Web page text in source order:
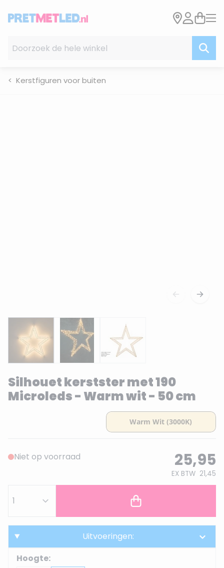
Kerstfiguren voor buiten
Silhouet kerstster met 190
Microleds - Warm wit - 50 cm
Niet op voorraad 25,95
EX BTW 21,45
Uitvoeringen:
Hoogte: